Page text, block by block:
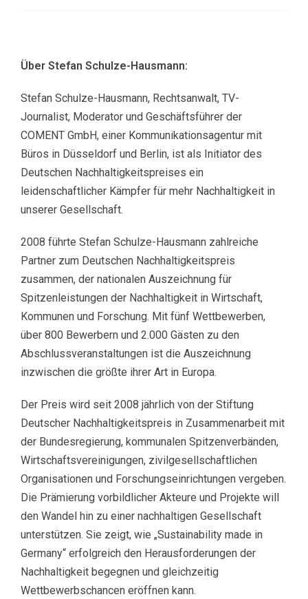
Über Stefan Schulze-Hausmann:
Stefan Schulze-Hausmann, Rechtsanwalt, TV-
Journalist, Moderator und Geschäftsführer der
COMENT GmbH, einer Kommunikationsagentur mit
Büros in Düsseldorf und Berlin, ist als Initiator des
Deutschen Nachhaltigkeitspreises ein
leidenschaftlicher Kämpfer für mehr Nachhaltigkeit in
unserer Gesellschaft.
2008 führte Stefan Schulze-Hausmann zahlreiche
Partner zum Deutschen Nachhaltigkeitspreis
zusammen, der nationalen Auszeichnung für
Spitzenleistungen der Nachhaltigkeit in Wirtschaft,
Kommunen und Forschung. Mit fünf Wettbewerben,
über 800 Bewerbern und 2.000 Gästen zu den
Abschlussveranstaltungen ist die Auszeichnung
inzwischen die größte ihrer Art in Europa.
Der Preis wird seit 2008 jährlich von der Stiftung
Deutscher Nachhaltigkeitspreis in Zusammenarbeit mit
der Bundesregierung, kommunalen Spitzenverbänden,
Wirtschaftsvereinigungen, zivilgesellschaftlichen
Organisationen und Forschungseinrichtungen vergeben.
Die Prämierung vorbildlicher Akteure und Projekte will
den Wandel hin zu einer nachhaltigen Gesellschaft
unterstützen. Sie zeigt, wie „Sustainability made in
Germany“ erfolgreich den Herausforderungen der
Nachhaltigkeit begegnen und gleichzeitig
Wettbewerbschancen eröffnen kann.